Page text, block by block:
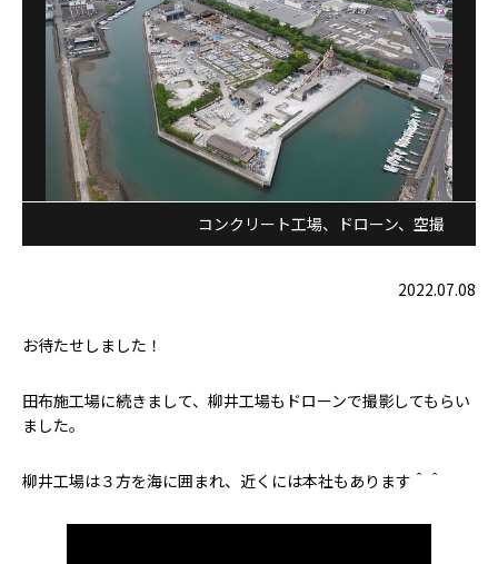
コンクリート工場、ドローン、空撮
2022.07.08
お待たせしました！
田布施工場に続きまして、柳井工場もドローンで撮影してもらい
ました。
柳井工場は３方を海に囲まれ、近くには本社もあります＾＾